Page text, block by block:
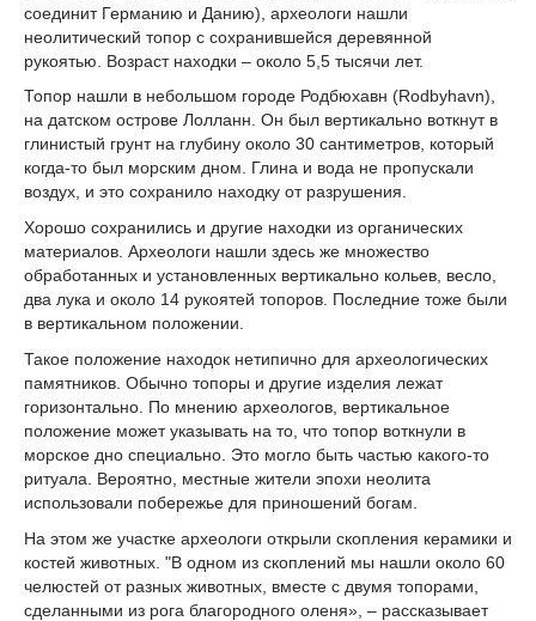
соединит Германию и Данию), археологи нашли
неолитический топор с сохранившейся деревянной
рукоятью. Возраст находки – около 5,5 тысячи лет.
Топор нашли в небольшом городе Родбюхавн (Rodbyhavn),
на датском острове Лолланн. Он был вертикально воткнут в
глинистый грунт на глубину около 30 сантиметров, который
когда-то был морским дном. Глина и вода не пропускали
воздух, и это сохранило находку от разрушения.
Хорошо сохранились и другие находки из органических
материалов. Археологи нашли здесь же множество
обработанных и установленных вертикально кольев, весло,
два лука и около 14 рукоятей топоров. Последние тоже были
в вертикальном положении.
Такое положение находок нетипично для археологических
памятников. Обычно топоры и другие изделия лежат
горизонтально. По мнению археологов, вертикальное
положение может указывать на то, что топор воткнули в
морское дно специально. Это могло быть частью какого-то
ритуала. Вероятно, местные жители эпохи неолита
использовали побережье для приношений богам.
На этом же участке археологи открыли скопления керамики и
костей животных. "В одном из скоплений мы нашли около 60
челюстей от разных животных, вместе с двумя топорами,
сделанными из рога благородного оленя», – рассказывает